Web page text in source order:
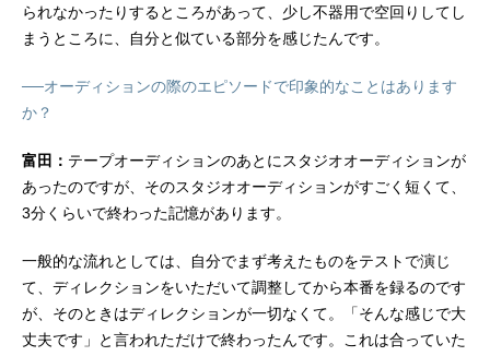
られなかったりするところがあって、少し不器用で空回りしてし
まうところに、自分と似ている部分を感じたんです。
──オーディションの際のエピソードで印象的なことはあります
か？
富田： テープオーディションのあとにスタジオオーディションが
あったのですが、そのスタジオオーディションがすごく短くて、
3分くらいで終わった記憶があります。
一般的な流れとしては、自分でまず考えたものをテストで演じ
て、ディレクションをいただいて調整してから本番を録るのです
が、そのときはディレクションが一切なくて。「そんな感じで大
丈夫です」と言われただけで終わったんです。これは合っていた